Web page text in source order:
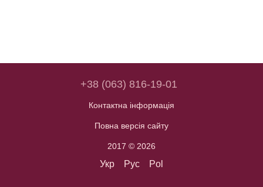
+38 (063) 816-19-01
Контактна інформація
Повна версія сайту
2017 © 2026
Укр Рус Pol